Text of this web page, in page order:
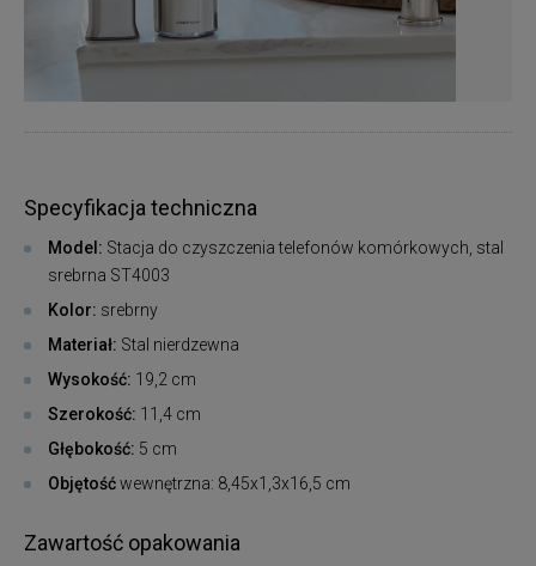
Specyfikacja techniczna
Model: Stacja do czyszczenia telefonów komórkowych, stal
srebrna ST4003
Kolor: srebrny
Materiał: Stal nierdzewna
Wysokość: 19,2 cm
Szerokość: 11,4 cm
Głębokość: 5 cm
Objętośćwewnętrzna: 8,45x1,3x16,5 cm
Zawartość opakowania